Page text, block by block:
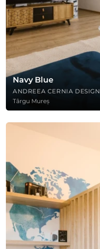
Navy Blue
ANDREEA CERNIA DESIGN
Târgu Mureș